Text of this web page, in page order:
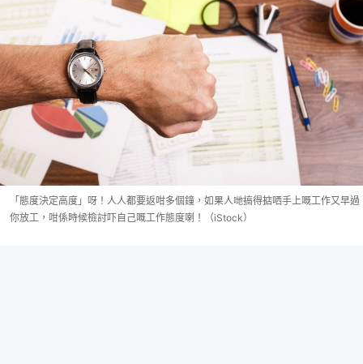
「態度決定高度」呀！人人都要返咁多個鐘，如果人哋搞得掂哂手上嘅工作又早過
你放工，咁係時候檢討吓自己嘅工作態度喇！（iStock）